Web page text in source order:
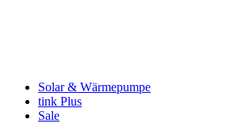
Solar & Wärmepumpe
tink Plus
Sale